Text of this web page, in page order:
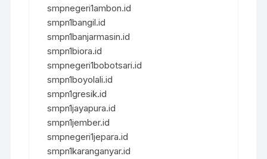
smpnegeri1ambon.id
smpn1bangil.id
smpn1banjarmasin.id
smpn1biora.id
smpnegeri1bobotsari.id
smpn1boyolali.id
smpn1gresik.id
smpn1jayapura.id
smpn1jember.id
smpnegeri1jepara.id
smpn1karanganyar.id